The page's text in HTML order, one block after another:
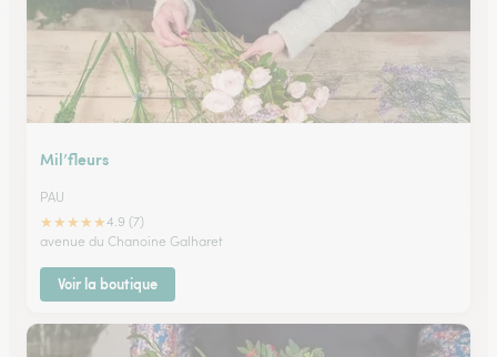
Mil’fleurs
PAU
★★★★★4.9 (7)
avenue du Chanoine Galharet
Voir la boutique